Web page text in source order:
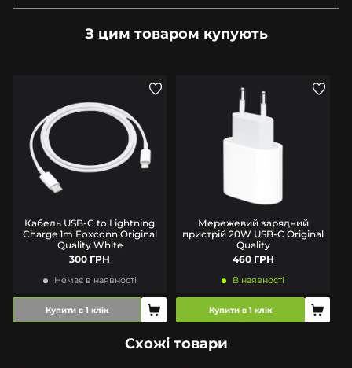
З цим товаром купують
Кабель USB-C to Lightning
Charge 1m Foxconn Original
Quality White
300 ГРН
Немає в наявності
Купити в 1 клік
Мережевий зарядний
пристрій 20W USB-C Original
Quality
460 ГРН
В наявності
Купити в 1 клік
Схожі товари